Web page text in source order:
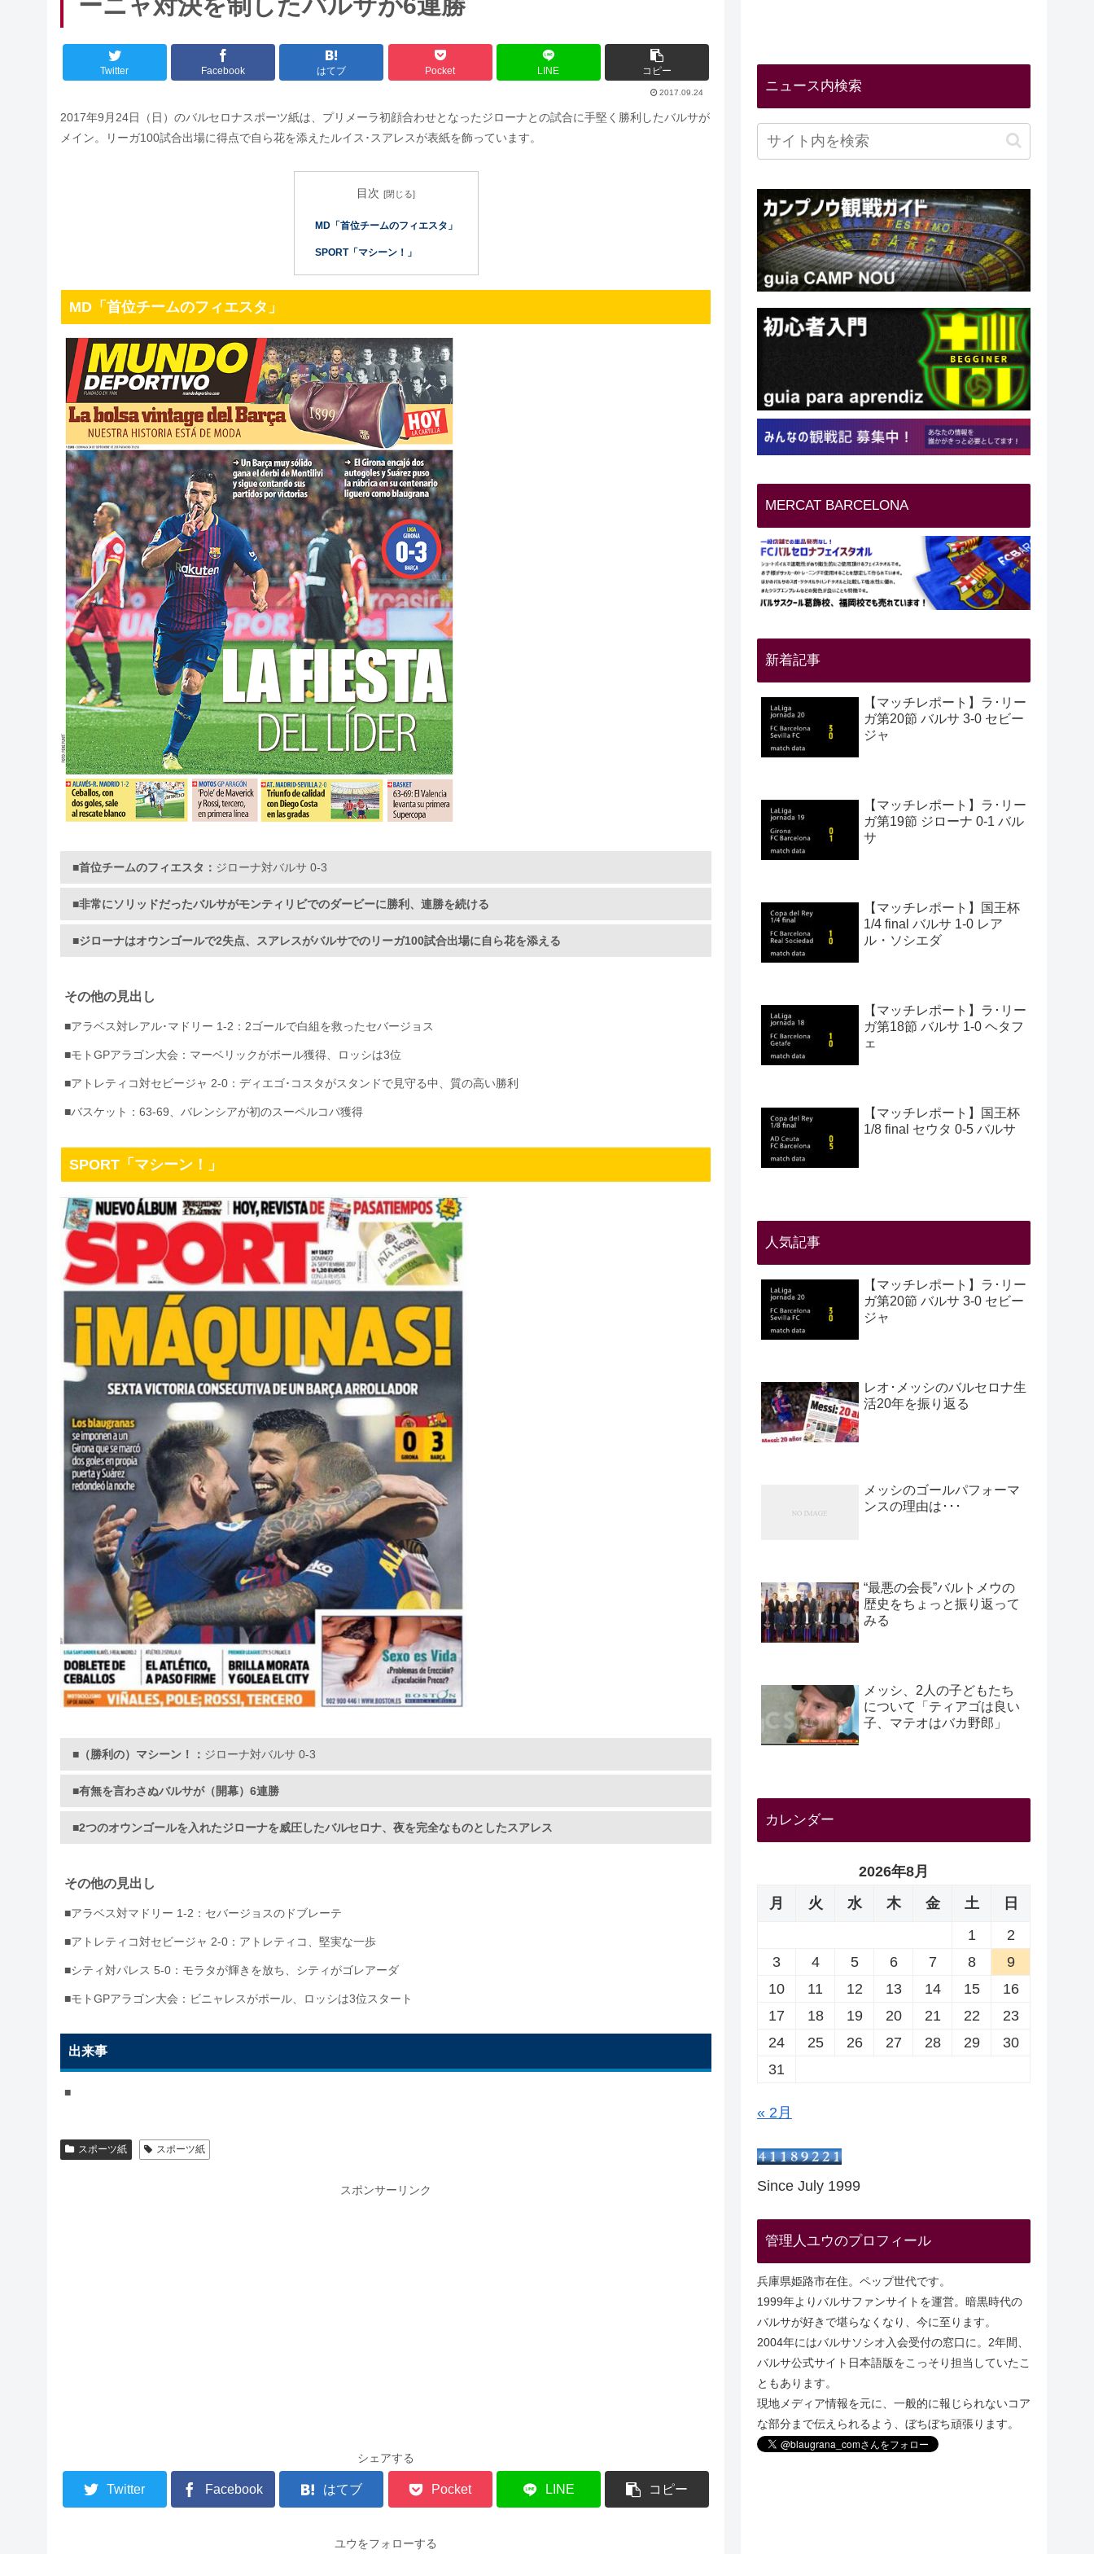
Twitter Facebook はてブ Pocket LINE コピー
2017.09.24
2017年9月24日（日）のバルセロナスポーツ紙は、プリメーラ初顔合わせとなったジローナとの試合に手堅く勝利したバルサが
メイン。リーガ100試合出場に得点で自ら花を添えたルイス･スアレスが表紙を飾っています。
目次
MD「首位チームのフィエスタ」
SPORT「マシーン！」
MD「首位チームのフィエスタ」
■首位チームのフィエスタ： ジローナ対バルサ 0-3
■非常にソリッドだったバルサがモンティリビでのダービーに勝利、連勝を続ける
■ジローナはオウンゴールで2失点、スアレスがバルサでのリーガ100試合出場に自ら花を添える
その他の見出し
■アラベス対レアル･マドリー 1-2：2ゴールで白組を救ったセバージョス
■モトGPアラゴン大会：マーベリックがポール獲得、ロッシは3位
■アトレティコ対セビージャ 2-0：ディエゴ･コスタがスタンドで見守る中、質の高い勝利
■バスケット：63-69、バレンシアが初のスーペルコパ獲得
SPORT「マシーン！」
■（勝利の）マシーン！： ジローナ対バルサ 0-3
■有無を言わさぬバルサが（開幕）6連勝
■2つのオウンゴールを入れたジローナを威圧したバルセロナ、夜を完全なものとしたスアレス
その他の見出し
■アラベス対マドリー 1-2：セバージョスのドブレーテ
■アトレティコ対セビージャ 2-0：アトレティコ、堅実な一歩
■シティ対パレス 5-0：モラタが輝きを放ち、シティがゴレアーダ
■モトGPアラゴン大会：ビニャレスがポール、ロッシは3位スタート
出来事
■
スポーツ紙 スポーツ紙
スポンサーリンク
シェアする
Twitter Facebook はてブ Pocket LINE コピー
ユウをフォローする
ニュース内検索
MERCAT BARCELONA
新着記事
【マッチレポート】ラ･リー
ガ第20節 バルサ 3-0 セビー
ジャ
【マッチレポート】ラ･リー
ガ第19節 ジローナ 0-1 バル
サ
【マッチレポート】国王杯
1/4 final バルサ 1-0 レア
ル・ソシエダ
【マッチレポート】ラ･リー
ガ第18節 バルサ 1-0 ヘタフ
ェ
【マッチレポート】国王杯
1/8 final セウタ 0-5 バルサ
人気記事
【マッチレポート】ラ･リー
ガ第20節 バルサ 3-0 セビー
ジャ
レオ･メッシのバルセロナ生
活20年を振り返る
メッシのゴールパフォーマ
ンスの理由は･･･
“最悪の会長”バルトメウの
歴史をちょっと振り返って
みる
メッシ、2人の子どもたち
について「ティアゴは良い
子、マテオはバカ野郎」
カレンダー
2026年8月
月
火 水 木 金 土
日
1
2
3
4 5 6 7 8
9
10
11 12 13 14 15
16
17
18 19 20 21 22
23
24
25 26 27 28 29
30
31
« 2月
Since July 1999
管理人ユウのプロフィール
兵庫県姫路市在住。ペップ世代です。
1999年よりバルサファンサイトを運営。暗黒時代の
バルサが好きで堪らなくなり、今に至ります。
2004年にはバルサソシオ入会受付の窓口に。2年間、
バルサ公式サイト日本語版をこっそり担当していたこ
ともあります。
現地メディア情報を元に、一般的に報じられないコア
な部分まで伝えられるよう、ぼちぼち頑張ります。